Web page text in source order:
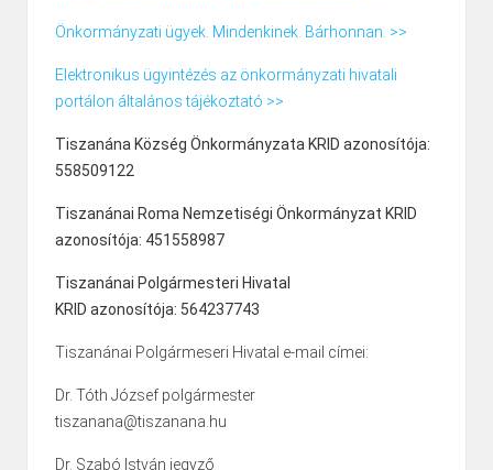
Önkormányzati ügyek. Mindenkinek. Bárhonnan. >>
Elektronikus ügyintézés az önkormányzati hivatali
portálon általános tájékoztató >>
Tiszanána Község Önkormányzata KRID azonosítója:
558509122
Tiszanánai Roma Nemzetiségi Önkormányzat KRID
azonosítója: 451558987
Tiszanánai Polgármesteri Hivatal
KRID azonosítója: 564237743
Tiszanánai Polgármeseri Hivatal e-mail címei:
Dr. Tóth József polgármester
tiszanana@tiszanana.hu
Dr. Szabó István jegyző